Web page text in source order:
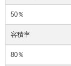
50％
容積率
80％